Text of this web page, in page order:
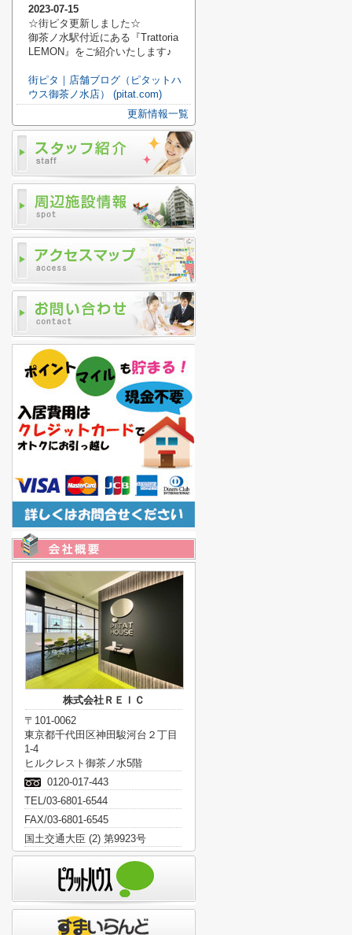
2023-07-15
☆街ピタ更新しました☆
御茶ノ水駅付近にある『Trattoria
LEMON』をご紹介いたします♪
街ピタ｜店舗ブログ（ピタットハ
ウス御茶ノ水店） (pitat.com)
更新情報一覧
株式会社ＲＥＩＣ
〒101-0062
東京都千代田区神田駿河台２丁目
1-4
ヒルクレスト御茶ノ水5階
0120-017-443
TEL/03-6801-6544
FAX/03-6801-6545
国土交通大臣 (2) 第9923号